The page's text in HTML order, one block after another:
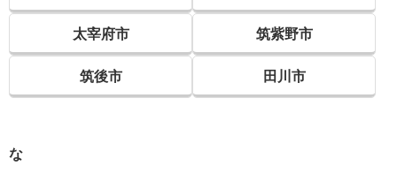
太宰府市 筑紫野市
筑後市 田川市
な